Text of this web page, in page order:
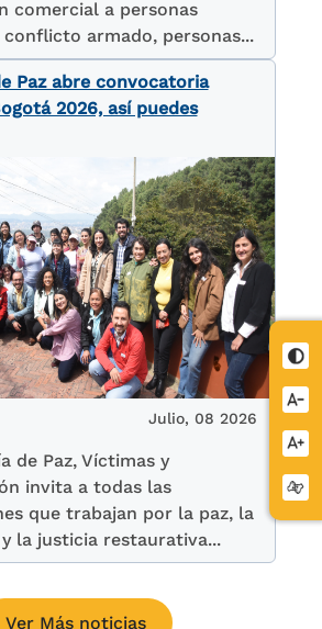
comercial a personas
armado, personas...
Paz abre convocatoria
2026, así puedes
Julio, 08 2026
de Paz, Víctimas y
invita a todas las
que trabajan por la paz, la
la justicia restaurativa...
Ver Más noticias